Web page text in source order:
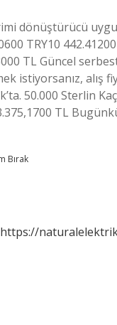
dönüştürücü
TRY10
TL Güncel
istiyorsanız, alış
50.000 Sterlin
TL
Bırak
https://